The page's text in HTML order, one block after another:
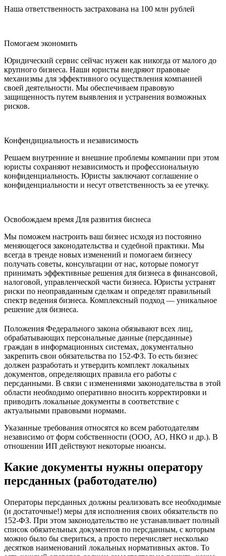
Наша ответственность застрахована на 100 млн рублей
Помогаем экономить
Юридический сервис сейчас нужен как никогда от малого до
крупного бизнеса. Наши юристы внедряют правовые
механизмы для эффективного осуществления компанией
своей деятельности. Мы обеспечиваем правовую
защищенность путем выявления и устранения возможных
рисков.
Конфендициальность и независимость
Решаем внутренние и внешние проблемы компании при этом
юристы сохраняют независимость и профессиональную
конфиденциальность. Юристы заключают соглашение о
конфиденциальности и несут ответственность за ее утечку.
Освобождаем время Для развития биснеса
Мы поможем настроить ваш бизнес исходя из постоянно
меняющегося законодательства и судебной практики. Мы
всегда в тренде новых изменений и помогаем бизнесу
получать советы, консультации от нас, которые помогут
принимать эффективные решения для бизнеса в финансовой,
налоговой, управленческой части бизнеса. Юристы устранят
риски по неоправданным сделкам и определят правильный
спектр ведения бизнеса. Комплексный подход — уникальное
решение для бизнеса.
Положения Федерального закона обязывают всех лиц,
обрабатывающих персональные данные (персданные)
граждан в информационных системах, документально
закрепить свои обязательства по 152-ФЗ. То есть бизнес
должен разработать и утвердить комплект локальных
документов, определяющих правила его работы с
персданными. В связи с изменениями законодательства в этой
области необходимо оперативно вносить корректировки и
приводить локальные документы в соответствие с
актуальными правовыми нормами.
Указанные требования относятся ко всем работодателям
независимо от форм собственности (ООО, АО, НКО и др.). В
отношении ИП действуют некоторые нюансы.
Какие документы нужны оператору
персданных (работодателю)
Операторы персданных должны реализовать все необходимые
(и достаточные!) меры для исполнения своих обязательств по
152-ФЗ. При этом законодательство не устанавливает полный
список обязательных документов по персданным, с которым
можно было бы свериться, а просто перечисляет несколько
десятков наименований локальных нормативных актов. То